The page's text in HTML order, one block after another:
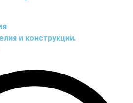
и конструкции.